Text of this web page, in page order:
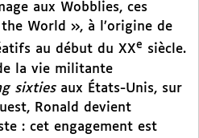
aux Wobblies, ces
World », à l’origine de
au début du XXe siècle.
la vie militante
sixties aux États-Unis, sur
Ronald devient
: cet engagement est